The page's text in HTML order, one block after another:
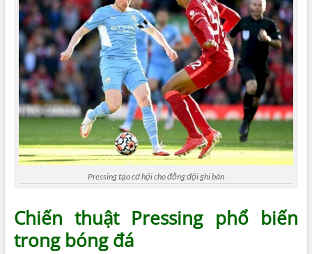
Pressing tạo cơ hội cho đồng đội ghi bàn
Chiến thuật Pressing phổ biến
trong bóng đá